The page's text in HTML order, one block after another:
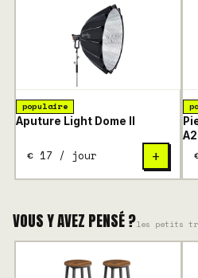
populaire
Aputure Light Dome II
€ 17 / jour +
VOUS Y AVEZ PENSÉ ?les petits